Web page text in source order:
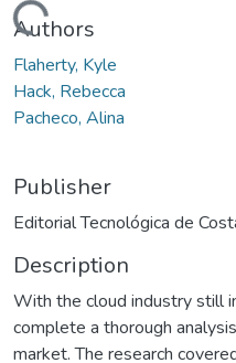
Loading...
Authors
Flaherty, Kyle
Hack, Rebecca
Pacheco, Alina
Publisher
Editorial Tecnológica de
Description
With the cloud industry still
complete a thorough
market. The research